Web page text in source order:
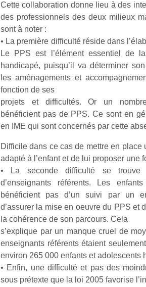
Cette collaboration donne lieu à des
des professionnels des deux milieux
sont à noter :
• La première difficulté réside dans
Le PPS est l’élément essentiel de
handicapé, puisqu’il va déterminer
les aménagements et
fonction de ses
projets et difficultés. Or un
bénéficient pas de PPS. Ce sont en
en IME qui sont concernés par cette
Difficile dans ce cas de mettre en
adapté à l’enfant et de lui proposer une
• La seconde difficulté se
d’enseignants référents. Les
bénéficient pas d’un suivi par un
d’assurer la mise en oeuvre du PPS et
la cohérence de son parcours. Cela
s’explique par un manque cruel de
enseignants référents étaient
environ 265 000 enfants et adolescents
• Enfin, une difficulté et pas des
sous prétexte que la loi 2005 favorise